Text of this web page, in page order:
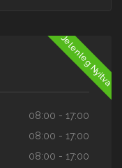
Jelenleg Nyitva
08:00 - 17:00
08:00 - 17:00
08:00 - 17:00